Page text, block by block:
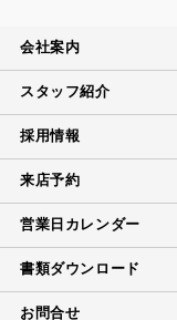
会社案内
スタッフ紹介
採用情報
来店予約
営業日カレンダー
書類ダウンロード
お問合せ